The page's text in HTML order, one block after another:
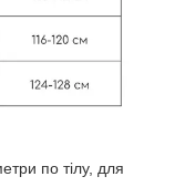
по тілу, для